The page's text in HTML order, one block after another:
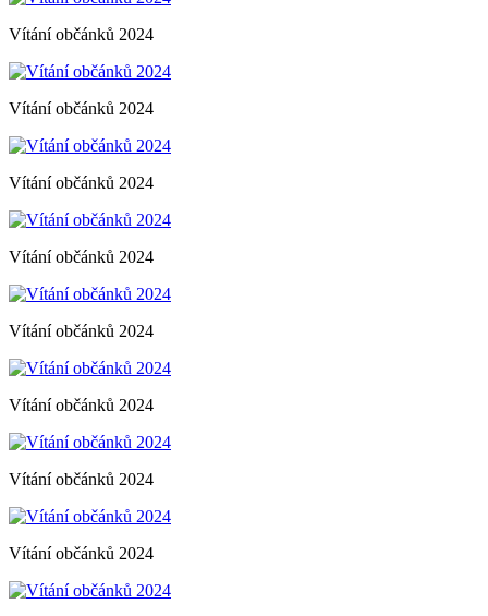
Vítání občánků 2024
Vítání občánků 2024
Vítání občánků 2024
Vítání občánků 2024
Vítání občánků 2024
Vítání občánků 2024
Vítání občánků 2024
Vítání občánků 2024